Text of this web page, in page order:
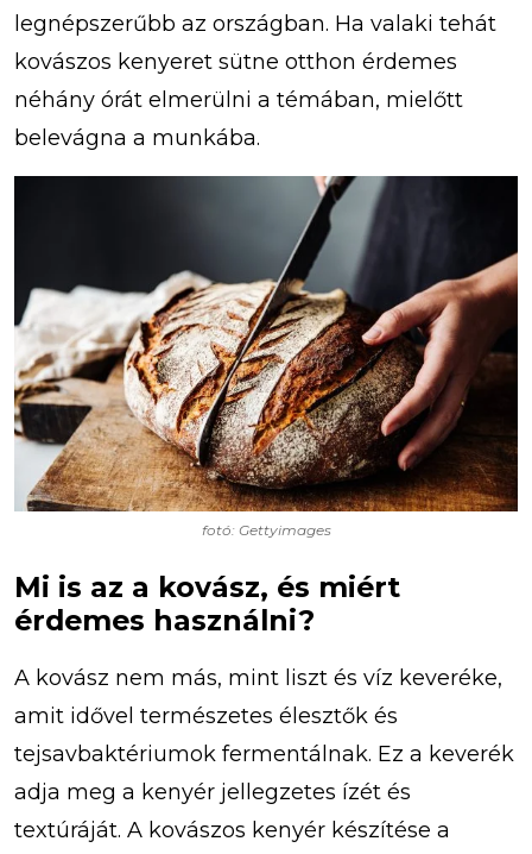
legnépszerűbb az országban. Ha valaki tehát
kovászos kenyeret sütne otthon érdemes
néhány órát elmerülni a témában, mielőtt
belevágna a munkába.
fotó: Gettyimages
Mi is az a kovász, és miért
érdemes használni?
A kovász nem más, mint liszt és víz keveréke,
amit idővel természetes élesztők és
tejsavbaktériumok fermentálnak. Ez a keverék
adja meg a kenyér jellegzetes ízét és
textúráját. A kovászos kenyér készítése a